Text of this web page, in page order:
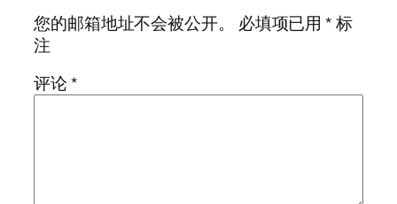
您的邮箱地址不会被公开。
必填项已用*标
注
评论*